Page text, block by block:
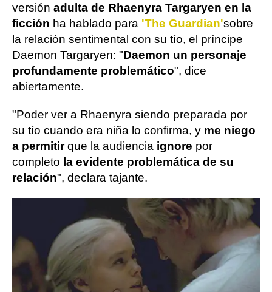
versión adulta de Rhaenyra Targaryen en la
ficción ha hablado para 'The Guardian'sobre
la relación sentimental con su tío, el príncipe
Daemon Targaryen: "Daemon un personaje
profundamente problemático", dice
abiertamente.
"Poder ver a Rhaenyra siendo preparada por
su tío cuando era niña lo confirma, y ​​me niego
a permitirque la audiencia ignore por
completo la evidente problemática de su
relación", declara tajante.